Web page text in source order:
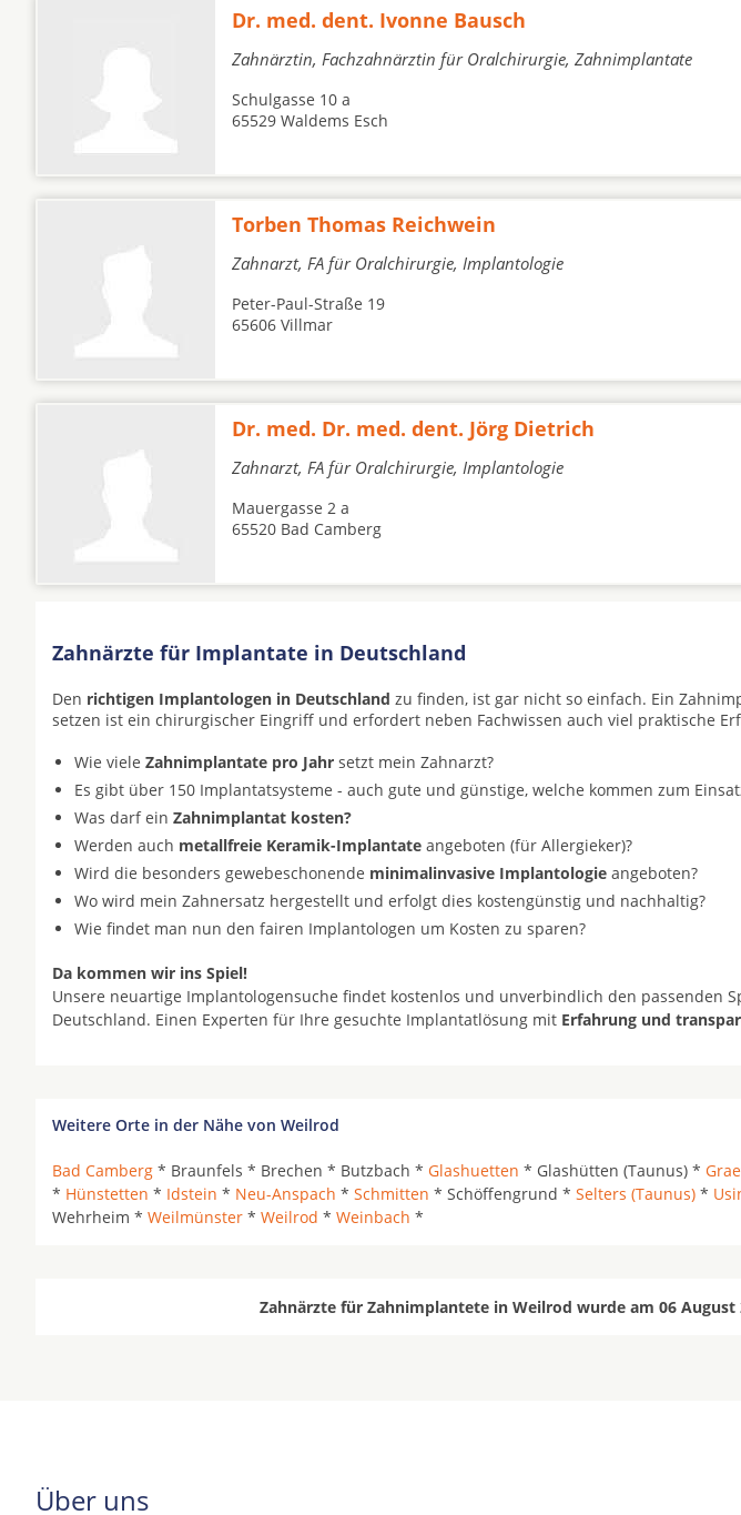
Dr. med. dent. Ivonne Bausch
Zahnärztin, Fachzahnärztin für Oralchirurgie, Zahnimplantate
Schulgasse 10 a
65529 Waldems Esch
Torben Thomas Reichwein
Zahnarzt, FA für Oralchirurgie, Implantologie
Peter-Paul-Straße 19
65606 Villmar
Dr. med. Dr. med. dent. Jörg Dietrich
Zahnarzt, FA für Oralchirurgie, Implantologie
Mauergasse 2 a
65520 Bad Camberg
Zahnärzte für Implantate in Deutschland
Den richtigen Implantologen in Deutschland zu finden, ist gar nicht so einfach. Ein
setzen ist ein chirurgischer Eingriff und erfordert neben Fachwissen auch viel praktische
Wie viele Zahnimplantate pro Jahr setzt mein Zahnarzt?
Es gibt über 150 Implantatsysteme - auch gute und günstige, welche kommen zum
Was darf ein Zahnimplantat kosten?
Werden auch metallfreie Keramik-Implantate angeboten (für Allergieker)?
Wird die besonders gewebeschonende minimalinvasive Implantologie angeboten?
Wo wird mein Zahnersatz hergestellt und erfolgt dies kostengünstig und nachhaltig?
Wie findet man nun den fairen Implantologen um Kosten zu sparen?
Da kommen wir ins Spiel!
Unsere neuartige Implantologensuche findet kostenlos und unverbindlich den passenden
Deutschland. Einen Experten für Ihre gesuchte Implantatlösung mit Erfahrung und
Weitere Orte in der Nähe von Weilrod
Bad Camberg * Braunfels * Brechen * Butzbach * Glashuetten * Glashütten (Taunus) *
* Hünstetten * Idstein * Neu-Anspach * Schmitten * Schöffengrund * Selters (Taunus) *
Wehrheim * Weilmünster * Weilrod * Weinbach *
Zahnärzte für Zahnimplantete in Weilrod wurde am 06 August
Über uns